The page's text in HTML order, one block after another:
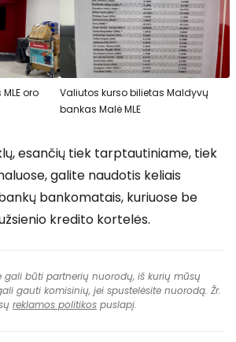
oro
Valiutos kurso bilietas Maldyvų
bankas Malė MLE
esančių tiek tarptautiniame, tiek
galite naudotis keliais
bankomatais, kuriuose be
kredito kortelės.
gali būti partnerių nuorodų, iš kurių mūsų
gauti komisinių, jei spustelėsite nuorodą. Žr.
reklamos politikos puslapį.